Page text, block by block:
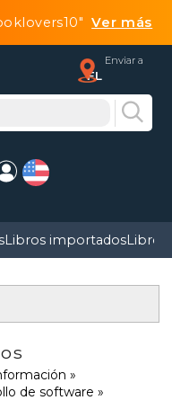
Ver más
Enviar a
FL
Libros importadosLibros
de software